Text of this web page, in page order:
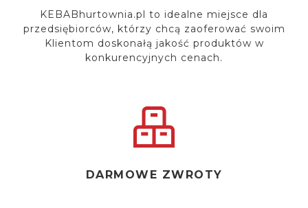
KEBABhurtownia.pl to idealne miejsce dla
przedsiębiorców, którzy chcą zaoferować swoim
Klientom doskonałą jakość produktów w
konkurencyjnych cenach.
DARMOWE ZWROTY